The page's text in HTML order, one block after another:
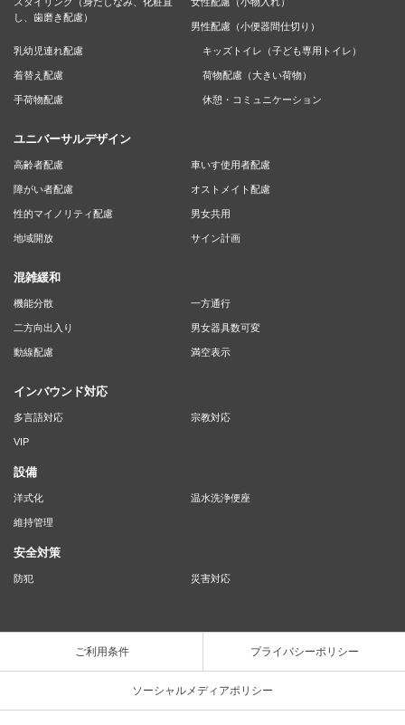
し、歯磨き配慮）
男性配慮（小便器間仕切り）
乳幼児連れ配慮 キッズトイレ（子ども専用トイレ）
着替え配慮 荷物配慮（大きい荷物）
手荷物配慮 休憩・コミュニケーション
ユニバーサルデザイン
高齢者配慮 車いす使用者配慮
障がい者配慮 オストメイト配慮
性的マイノリティ配慮 男女共用
地域開放 サイン計画
混雑緩和
機能分散 一方通行
二方向出入り 男女器具数可変
動線配慮 満空表示
インバウンド対応
多言語対応 宗教対応
VIP
設備
洋式化 温水洗浄便座
維持管理
安全対策
防犯 災害対応
ご利用条件 プライバシーポリシー
ソーシャルメディアポリシー